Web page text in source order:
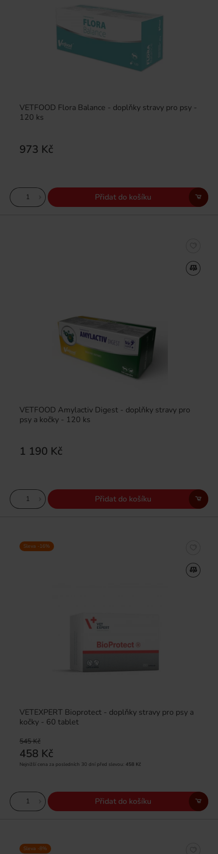
VETFOOD Flora Balance - doplňky stravy pro psy -
120 ks
973 Kč
Přidat do košíku
VETFOOD Amylactiv Digest - doplňky stravy pro
psy a kočky - 120 ks
1 190 Kč
Přidat do košíku
VETEXPERT Bioprotect - doplňky stravy pro psy a
kočky - 60 tablet
545 Kč
458 Kč
Nejnižší cena za posledních 30 dní před slevou: 458 Kč
Sleva -16%
Přidat do košíku
Sleva -8%